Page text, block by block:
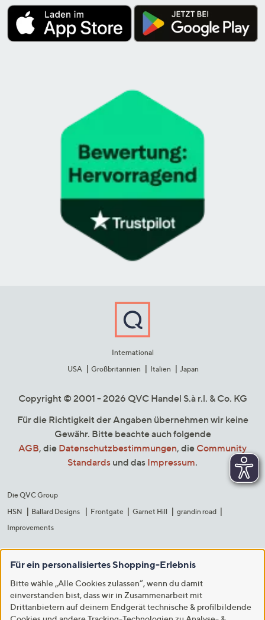
International
USA
Großbritannien Italien Japan
Copyright © 2001 - 2026 QVC Handel S.à r.l. & Co. KG
Für die Richtigkeit der Angaben übernehmen wir keine
Gewähr. Bitte beachte auch folgende
AGB, die Datenschutzbestimmungen, die Community
Standards und das Impressum.
Die QVC Group
HSN
Ballard Designs Frontgate Garnet Hill
grandin road
Improvements
Für ein personalisiertes Shopping-Erlebnis
Bitte wähle „Alle Cookies zulassen“, wenn du damit
einverstanden bist, dass wir in Zusammenarbeit mit
Drittanbietern auf deinem Endgerät technische & profilbildende